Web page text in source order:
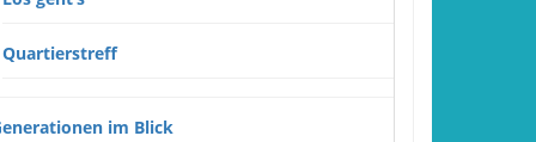
Quartierstreff
im Blick